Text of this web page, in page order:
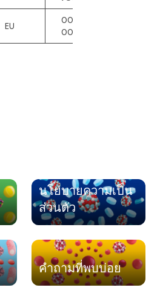
EU
000107099-0001,
000107099-0002
นโยบายความเป็น
ส่วนตัว
คำถามที่พบบ่อย